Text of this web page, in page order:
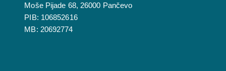
Moše Pijade 68, 26000 Pančevo
PIB: 106852616
MB: 20692774